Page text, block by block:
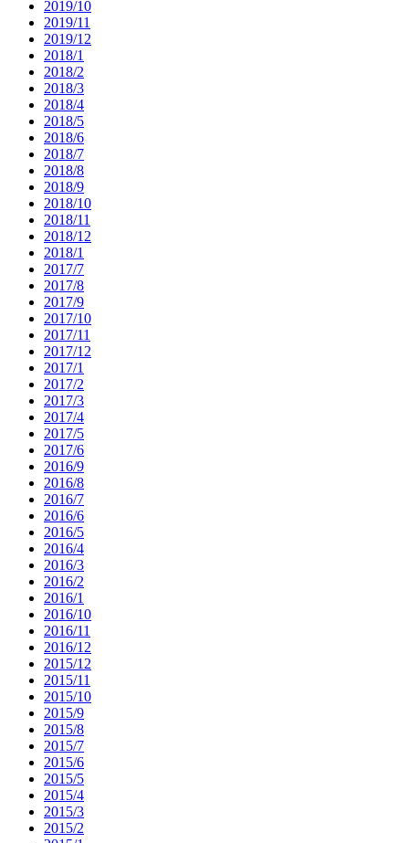
2019/10
2019/11
2019/12
2018/1
2018/2
2018/3
2018/4
2018/5
2018/6
2018/7
2018/8
2018/9
2018/10
2018/11
2018/12
2018/1
2017/7
2017/8
2017/9
2017/10
2017/11
2017/12
2017/1
2017/2
2017/3
2017/4
2017/5
2017/6
2016/9
2016/8
2016/7
2016/6
2016/5
2016/4
2016/3
2016/2
2016/1
2016/10
2016/11
2016/12
2015/12
2015/11
2015/10
2015/9
2015/8
2015/7
2015/6
2015/5
2015/4
2015/3
2015/2